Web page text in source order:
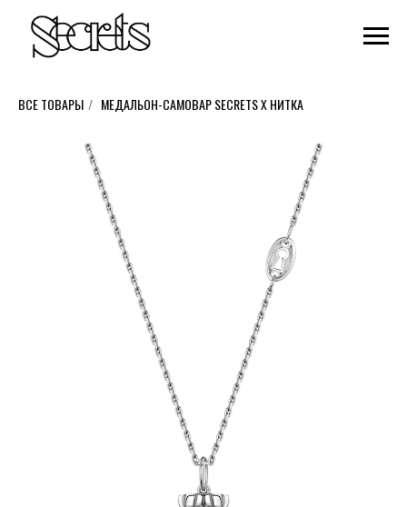
ВСЕ ТОВАРЫ / МЕДАЛЬОН-САМОВАР SECRETS X НИТКА